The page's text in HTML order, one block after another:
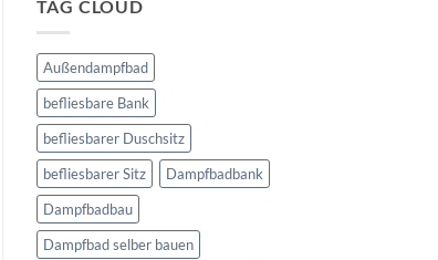
Dampfbad
TAG CLOUD
Außendampfbad
befliesbare Bank
befliesbarer Duschsitz
befliesbarer Sitz
Dampfbadbank
Dampfbadbau
Dampfbad selber bauen